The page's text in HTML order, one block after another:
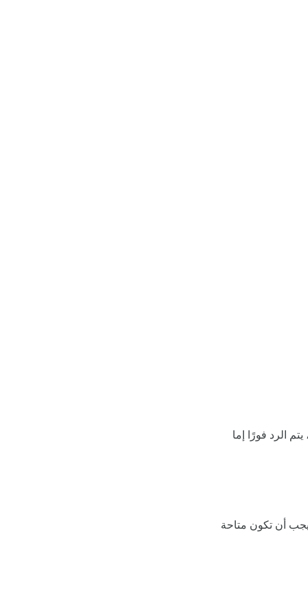
الرد فورًا إما
من الفواتير لمدة تتراوح بين 5 إلى 10 سنوات، ويجب أن تكون متاحة